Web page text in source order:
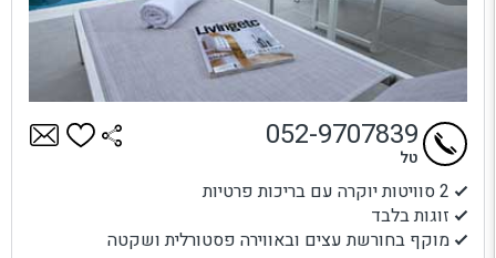
2 סוויטות יוקרה עם בריכות פרטיות
זוגות בלבד
מוקף בחורשת עצים ובאווירה פסטורלית ושקטה
052-9707839
טל